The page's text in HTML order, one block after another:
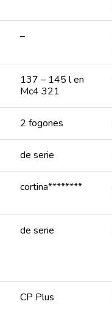
–
137 – 145 l en
Mc4 321
2 fogones
de serie
cortina********
de serie
CP Plus